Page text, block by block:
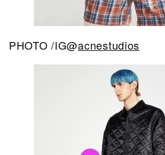
PHOTO /IG@acnestudios